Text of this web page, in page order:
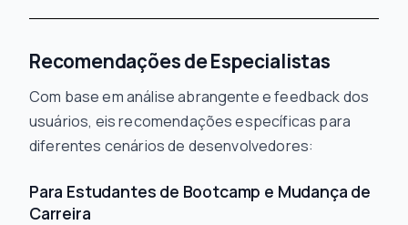
Recomendações de Especialistas
Com base em análise abrangente e feedback dos
usuários, eis recomendações específicas para
diferentes cenários de desenvolvedores:
Para Estudantes de Bootcamp e Mudança de
Carreira